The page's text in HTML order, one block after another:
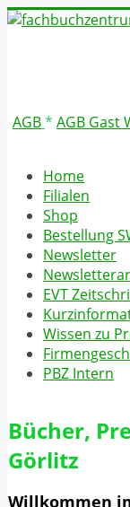
AGB* AGB Gast
Home
Filialen
Shop
Bestellung
Newsletter
EVT
Wissen zu
PBZ Intern
Bücher,
Görlitz
Willkommen